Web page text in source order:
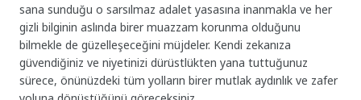
sana sunduğu o sarsılmaz adalet yasasına inanmakla ve her
gizli bilginin aslında birer muazzam korunma olduğunu
bilmekle de güzelleşeceğini müjdeler. Kendi zekanıza
güvendiğiniz ve niyetinizi dürüstlükten yana tuttuğunuz
sürece, önünüzdeki tüm yolların birer mutlak aydınlık ve zafer